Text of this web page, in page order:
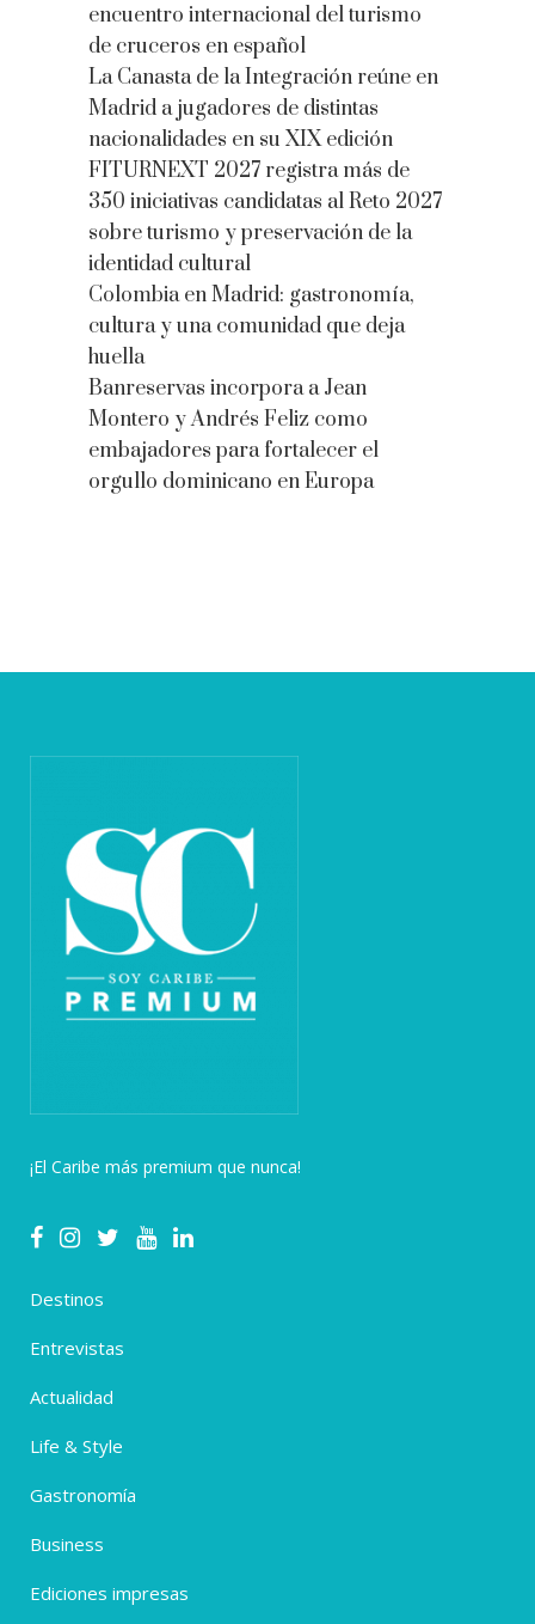
encuentro internacional del turismo
de cruceros en español
La Canasta de la Integración reúne en
Madrid a jugadores de distintas
nacionalidades en su XIX edición
FITURNEXT 2027 registra más de
350 iniciativas candidatas al Reto 2027
sobre turismo y preservación de la
identidad cultural
Colombia en Madrid: gastronomía,
cultura y una comunidad que deja
huella
Banreservas incorpora a Jean
Montero y Andrés Feliz como
embajadores para fortalecer el
orgullo dominicano en Europa
¡El Caribe más premium que nunca!
Destinos
Entrevistas
Actualidad
Life & Style
Gastronomía
Business
Ediciones impresas